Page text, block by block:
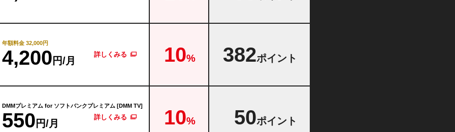
年額料金 32,000円
4,200 円/月
詳しくみる 10% 382ポイント
DMMプレミアム for ソフトバンクプレミアム [DMM TV]
550 円/月
詳しくみる 10% 50ポイント